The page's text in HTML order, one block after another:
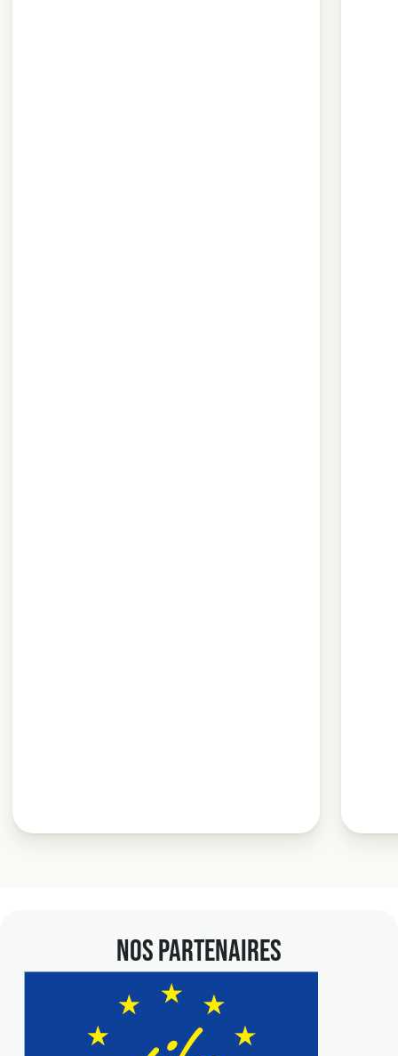
NOS PARTENAIRES